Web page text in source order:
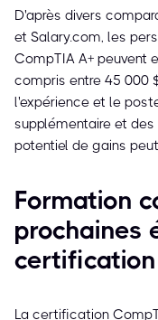
D'après divers
et Salary.com, les
CompTIA A+ peuvent
compris entre 45 000
l'expérience et le
supplémentaire et
potentiel de gains
Formation
prochaines
certification
La certification